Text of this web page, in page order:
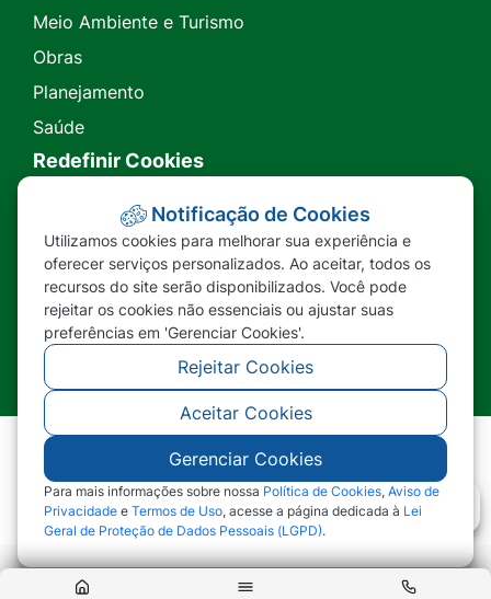
Meio Ambiente e Turismo
Obras
Planejamento
Saúde
Redefinir Cookies
Transparência
Ouvidoria
SIC
©2026 - Prefeitura Municipal de Nova Lacerda -
MT - Todos os direitos reservados
Notificação de Cookies
Utilizamos cookies para melhorar sua experiência e
oferecer serviços personalizados. Ao aceitar, todos os
recursos do site serão disponibilizados. Você pode
rejeitar os cookies não essenciais ou ajustar suas
preferências em 'Gerenciar Cookies'.
Rejeitar Cookies
Aceitar Cookies
Gerenciar Cookies
Para mais informações sobre nossa Política de Cookies, Aviso de
Privacidade e Termos de Uso, acesse a página dedicada à Lei
Geral de Proteção de Dados Pessoais (LGPD).